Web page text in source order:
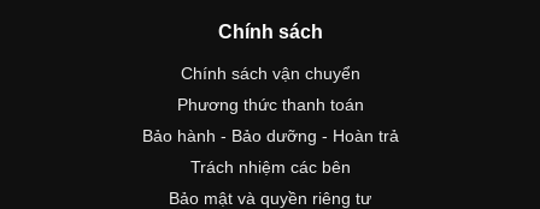
Chính sách
Chính sách vận chuyển
Phương thức thanh toán
Bảo hành - Bảo dưỡng - Hoàn trả
Trách nhiệm các bên
Bảo mật và quyền riêng tư